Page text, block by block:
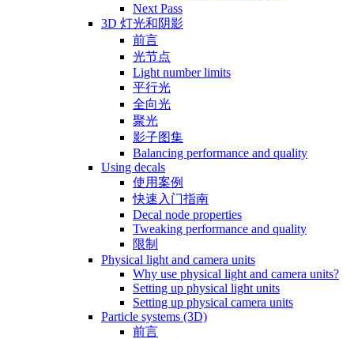
Next Pass
3D 灯光和阴影
前言
光节点
Light number limits
平行光
全向光
聚光
影子图集
Balancing performance and quality
Using decals
使用案例
快速入门指南
Decal node properties
Tweaking performance and quality
限制
Physical light and camera units
Why use physical light and camera units?
Setting up physical light units
Setting up physical camera units
Particle systems (3D)
前言